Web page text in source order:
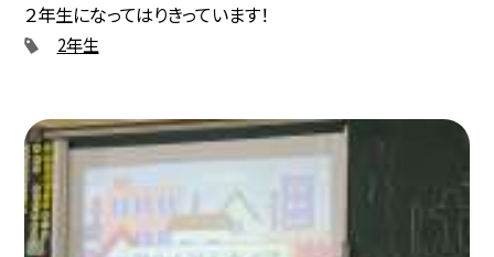
２年生になってはりきっています！
2年生